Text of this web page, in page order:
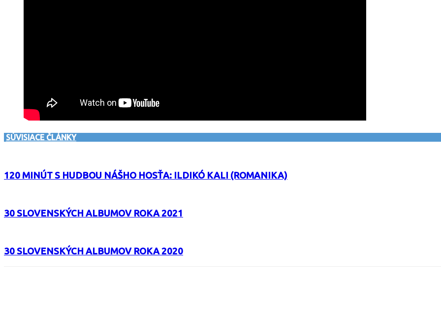
SÚVISIACE ČLÁNKY
120 MINÚT S HUDBOU NÁŠHO HOSŤA: ILDIKÓ KALI (ROMANIKA)
30 SLOVENSKÝCH ALBUMOV ROKA 2021
30 SLOVENSKÝCH ALBUMOV ROKA 2020